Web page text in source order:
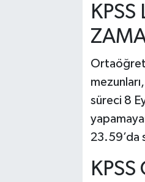
süreci 8
23.59’da